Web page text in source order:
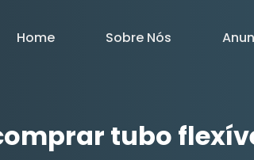
Home Sobre Nós
tubo